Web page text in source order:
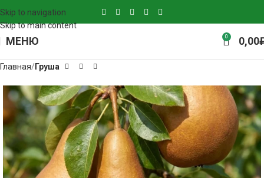
Skip to navigation
Skip to main content
МЕНЮ 0 0,00
Главная Груша